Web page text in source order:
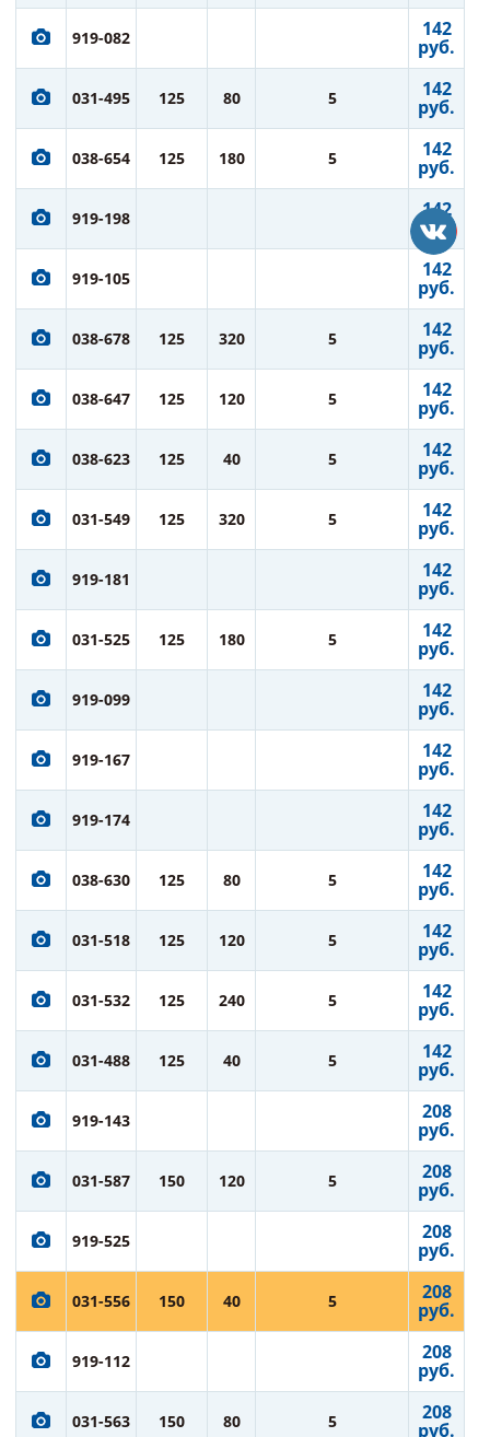
919-082 142
руб.
031-495 125 80 5 142
руб.
038-654 125 180 5 142
руб.
919-198 142
руб.
919-105 142
руб.
038-678 125 320 5 142
руб.
038-647 125 120 5 142
руб.
038-623 125 40 5 142
руб.
031-549 125 320 5 142
руб.
919-181 142
руб.
031-525 125 180 5 142
руб.
919-099 142
руб.
919-167 142
руб.
919-174 142
руб.
038-630 125 80 5 142
руб.
031-518 125 120 5 142
руб.
031-532 125 240 5 142
руб.
031-488 125 40 5 142
руб.
919-143 208
руб.
031-587 150 120 5 208
руб.
919-525 208
руб.
031-556 150 40 5 208
руб.
919-112 208
руб.
031-563 150 80 5 208
руб.